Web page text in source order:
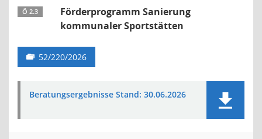
Ö 2.3
Förderprogramm Sanierung
kommunaler Sportstätten
52/220/2026
Beratungsergebnisse Stand: 30.06.2026